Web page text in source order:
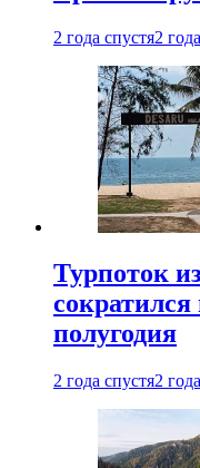
2 года спустя2
Турпоток
сократился
полугодия
2 года спустя2